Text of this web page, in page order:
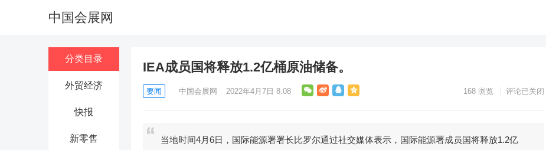
中国会展网
分类目录
外贸经济
快报
新零售
IEA成员国将释放1.2亿桶原油储备。
要闻 中国会展网 2022年4月7日 8:08 168 浏览 评论已关闭
当地时间4月6日，国际能源署署长比罗尔通过社交媒体表示，国际能源署成员国将释放1.2亿